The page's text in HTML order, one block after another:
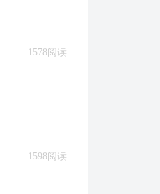
1578阅读
1598阅读